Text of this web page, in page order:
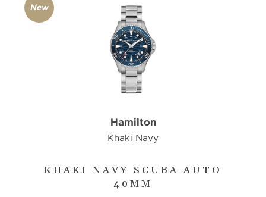
KHAKI NAVY SCUBA AUTO
40MM
Hamilton
Khaki Navy
New